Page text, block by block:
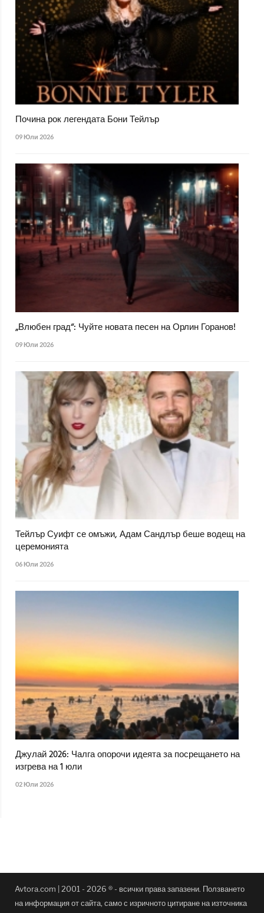
Почина рок легендата Бони Тейлър
09 Юли 2026
„Влюбен град“: Чуйте новата песен на Орлин Горанов!
09 Юли 2026
Тейлър Суифт се омъжи, Адам Сандлър беше водещ на
церемонията
06 Юли 2026
Джулай 2026: Чалга опорочи идеята за посрещането на
изгрева на 1 юли
02 Юли 2026
Avtora.com | 2001 - 2026 ® - всички права запазени. Ползването
на информация от сайта, само с изричното цитиране на източника